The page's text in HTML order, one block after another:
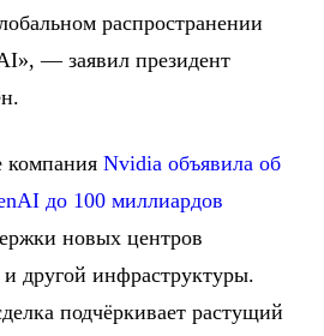
распространении
— заявил президент
Nvidia объявила об
до 100 миллиардов
новых центров
другой инфраструктуры.
подчёркивает растущий